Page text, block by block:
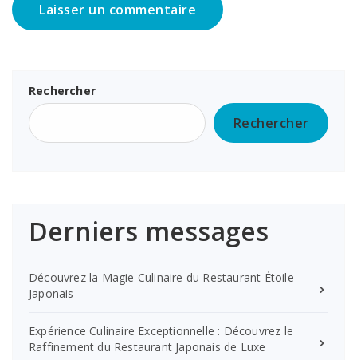
Rechercher
Rechercher
Derniers messages
Découvrez la Magie Culinaire du Restaurant Étoile
Japonais
Expérience Culinaire Exceptionnelle : Découvrez le
Raffinement du Restaurant Japonais de Luxe